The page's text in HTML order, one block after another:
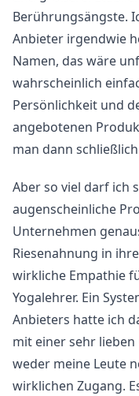
Berührungsängste.
Anbieter irgendwie
Namen, das wäre
wahrscheinlich
Persönlichkeit und
angebotenen
man dann
Aber so viel darf ich
augenscheinliche
Unternehmen
Riesenahnung in
wirkliche Empathie
Yogalehrer. Ein
Anbieters hatte ich
mit einer sehr
weder meine Leute
wirklichen Zugang.